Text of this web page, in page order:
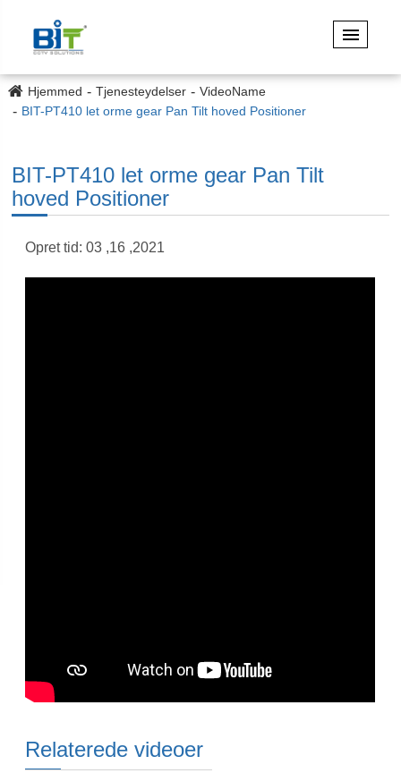
Hjemmed Tjenesteydelser
VideoName
BIT-PT410 let orme gear Pan Tilt hoved Positioner
BIT-PT410 let orme gear Pan Tilt
hoved Positioner
Opret tid: 03 ,16 ,2021
Relaterede videoer